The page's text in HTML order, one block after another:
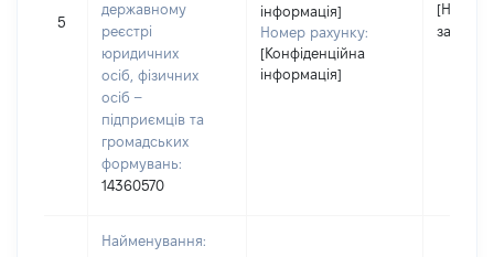
5
державному
реєстрі
юридичних
осіб, фізичних
осіб –
підприємців та
громадських
формувань:
14360570
інформація]
Номер рахунку:
[Конфіденційна
інформація]
[Не
Найменування: